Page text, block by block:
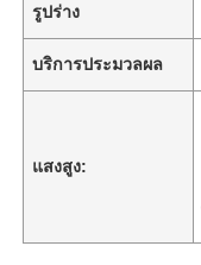
รูปร่าง
บริการประมวลผล
แสงสูง: